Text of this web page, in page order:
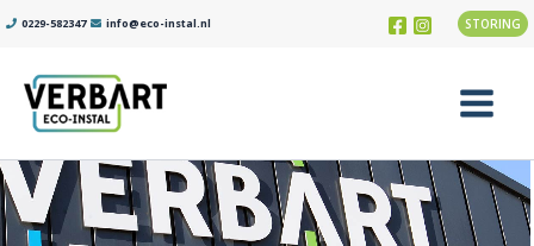
Ga
inhoud
0229-582347 info@eco-instal.nl STORING
Main
Menu